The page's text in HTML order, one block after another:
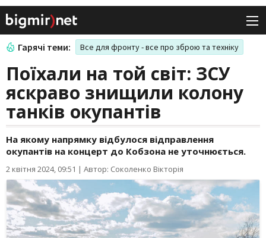
Гарячі теми: Все для фронту - все про зброю та техніку
Поїхали на той світ: ЗСУ
яскраво знищили колону
танків окупантів
На якому напрямку відбулося відправлення
окупантів на концерт до Кобзона не уточнюється.
2 квітня 2024, 09:51 | Автор: Соколенко Вікторія